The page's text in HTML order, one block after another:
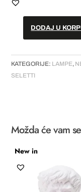
Lampa
"Innerglow
mini
-
DODAJ U
KATEGORIJE: LAMPE,
SELETTI
Možda će vam
New in